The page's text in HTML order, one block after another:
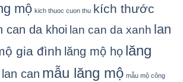
mộ kich thuoc cuon thu kích thước
can da khoi lan can da xanh lan
gia đình lăng mộ họ lăng
can mẫu lăng mộ mẫu mộ công